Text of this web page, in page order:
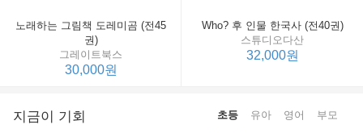
노래하는 그림책 도레미곰 (전45
권)
그레이트북스
30,000원
Who? 후 인물 한국사 (전40권)
스튜디오다산
32,000원
지금이 기회 초등 유아 영어 부모